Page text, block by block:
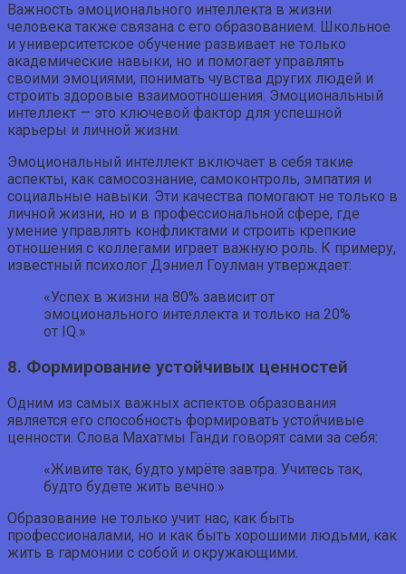
Важность эмоционального интеллекта в жизни
человека также связана с его образованием. Школьное
и университетское обучение развивает не только
академические навыки, но и помогает управлять
своими эмоциями, понимать чувства других людей и
строить здоровые взаимоотношения. Эмоциональный
интеллект — это ключевой фактор для успешной
карьеры и личной жизни.
Эмоциональный интеллект включает в себя такие
аспекты, как самосознание, самоконтроль, эмпатия и
социальные навыки. Эти качества помогают не только в
личной жизни, но и в профессиональной сфере, где
умение управлять конфликтами и строить крепкие
отношения с коллегами играет важную роль. К примеру,
известный психолог Дэниел Гоулман утверждает:
«Успех в жизни на 80% зависит от
эмоционального интеллекта и только на 20%
от IQ.»
8. Формирование устойчивых ценностей
Одним из самых важных аспектов образования
является его способность формировать устойчивые
ценности. Слова Махатмы Ганди говорят сами за себя:
«Живите так, будто умрёте завтра. Учитесь так,
будто будете жить вечно.»
Образование не только учит нас, как быть
профессионалами, но и как быть хорошими людьми, как
жить в гармонии с собой и окружающими.